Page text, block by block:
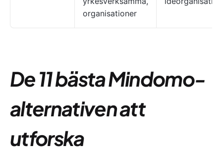
organisationer
De 11 bästa Mindomo-
alternativen att
utforska